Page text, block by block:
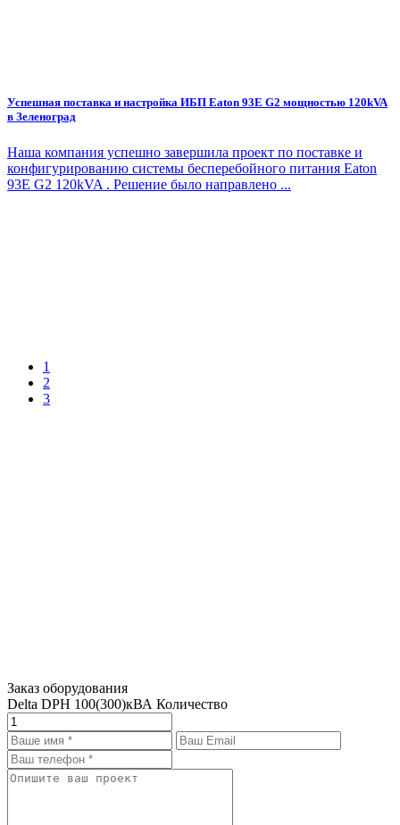
Успешная поставка и настройка ИБП Eaton 93E G2 мощностью 120kVA
в Зеленоград
Наша компания успешно завершила проект по поставке и
конфигурированию системы бесперебойного питания Eaton
93E G2 120kVA . Решение было направлено ...
1
2
3
Заказ оборудования
Delta DPH 100(300)кВА Количество